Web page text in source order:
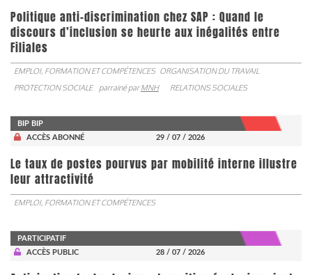
Politique anti-discrimination chez SAP : Quand le
discours d’inclusion se heurte aux inégalités entre
Filiales
EMPLOI, FORMATION ET COMPÉTENCES ORGANISATION DU TRAVAIL
PROTECTION SOCIALE
parrainé parMNH RELATIONS SOCIALES
BIP BIP
ACCÈS ABONNÉ
29 / 07 / 2026
Le taux de postes pourvus par mobilité interne illustre
leur attractivité
EMPLOI, FORMATION ET COMPÉTENCES
PARTICIPATIF
ACCÈS PUBLIC
28 / 07 / 2026